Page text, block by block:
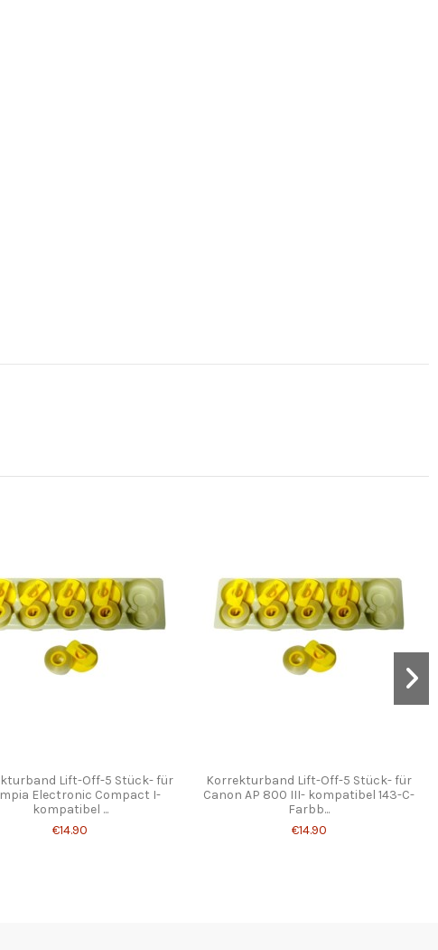
Lift-Off-5 Stück- für
Electronic Compact I-
kompatibel ...
€14.90
Korrekturband Lift-Off-5 Stück- für
Canon AP 800 III- kompatibel 143-C-
Farbb...
€14.90